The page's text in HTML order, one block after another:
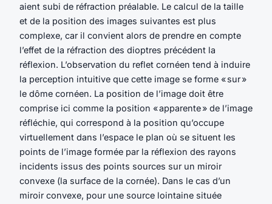
aient subi de réfraction préalable. Le calcul de la taille
et de la position des images suivantes est plus
complexe, car il convient alors de prendre en compte
l’effet de la réfraction des dioptres précédent la
réflexion. L’observation du reflet cornéen tend à induire
la perception intuitive que cette image se forme « sur »
le dôme cornéen. La position de l’image doit être
comprise ici comme la position « apparente » de l’image
réfléchie, qui correspond à la position qu’occupe
virtuellement dans l’espace le plan où se situent les
points de l’image formée par la réflexion des rayons
incidents issus des points sources sur un miroir
convexe (la surface de la cornée). Dans le cas d’un
miroir convexe, pour une source lointaine située